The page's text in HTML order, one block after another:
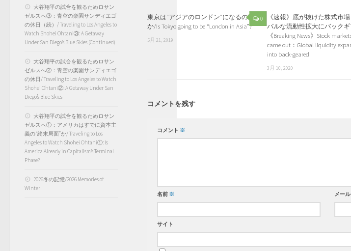
0
東京は“アジアのロンドン”になるの
か/Is Tokyo going to be “London in Asia”?
5月 21, 2019
《速報》底が抜けた株式市
バルな流動性拡大にバック
《Breaking News》Stock
came out：Global liquidity
into back-geared
3月 10, 2020
コメントを残す
コメント ※
名前 ※ メール
サイト
大谷翔平の試合を観るためロサン
ゼルスへ③：青空の楽園サンディエゴ
の休日（続）/ Traveling to Los Angeles to
Watch Shohei Ohtani③: A Getaway
Under San Diego’s Blue Skies (Continued)
大谷翔平の試合を観るためロサン
ゼルスへ②：青空の楽園サンディエゴ
の休日/ Traveling to Los Angeles to Watch
Shohei Ohtani②: A Getaway Under San
Diego’s Blue Skies
大谷翔平の試合を観るためロサン
ゼルスへ①：アメリカはすでに資本主
義の“終末局面”か/ Traveling to Los
Angeles to Watch Shohei Ohtani①: Is
America Already in Capitalism’s Terminal
Phase?
2026冬の記憶/2026 Memories of
Winter